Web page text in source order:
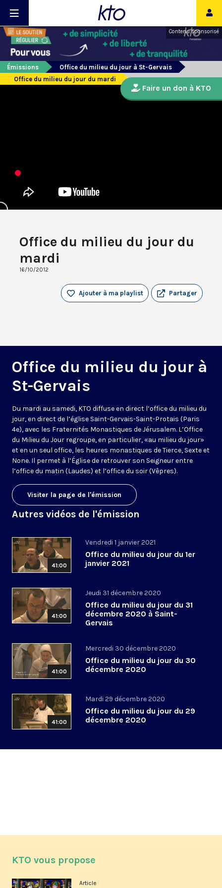
Contenu sponsorisé
Émissions
Office du milieu du jour à St-Gervais
Office du milieu du jour du mardi
Office du milieu du jour du
mardi
16/10/2012
Partager
Ajouter à ma playlist
Office du milieu du jour à
St-Gervais
Du mardi au samedi, KTO diffuse en direct l’office du milieu du
jour, en direct de l’église Saint-Gervais-Saint-Protais (Paris
4e), avec les Fraternités Monastiques de Jérusalem. L’Office
du Milieu du Jour regroupe, en particulier, «au milieu du jour»
et en un seul office, les heures monastiques de Tierce, Sexte et
None. Il permet à l’Église de retrouver son Seigneur entre
l’office du matin (Laudes) et l’office du soir (Vêpres).
Visiter la page de l'émission
Autres vidéos de l'émission
41:00
Vendredi 1 janvier 2021
Office du milieu du jour du 1er
janvier 2021
41:00
Jeudi 31 décembre 2020
Office du milieu du jour du 31
décembre 2020 à Saint-
Gervais
41:00
Mercredi 30 décembre 2020
Office du milieu du jour du 30
décembre 2020
41:00
Mardi 29 décembre 2020
Office du milieu du jour du 29
décembre 2020
Faire un don à KTO
KTO vous propose
Article